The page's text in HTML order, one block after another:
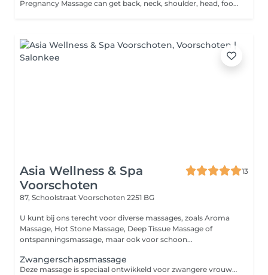
Pregnancy Massage can get back, neck, shoulder, head, foot massages and almost any other part of their body. This is a relaxing massage that does not focus on acupressure. This is a massage program specifically for pregnant women.
Asia Wellness & Spa
Voorschoten
13
87, Schoolstraat Voorschoten 2251 BG
U kunt bij ons terecht voor diverse massages, zoals Aroma
Massage, Hot Stone Massage, Deep Tissue Massage of
ontspanningsmassage, maar ook voor schoon...
Zwangerschapsmassage
Deze massage is speciaal ontwikkeld voor zwangere vrouwen en is gericht op het welzijn van moeder en kind en het verlichten van zwangerschapspijntjes en -klachten.